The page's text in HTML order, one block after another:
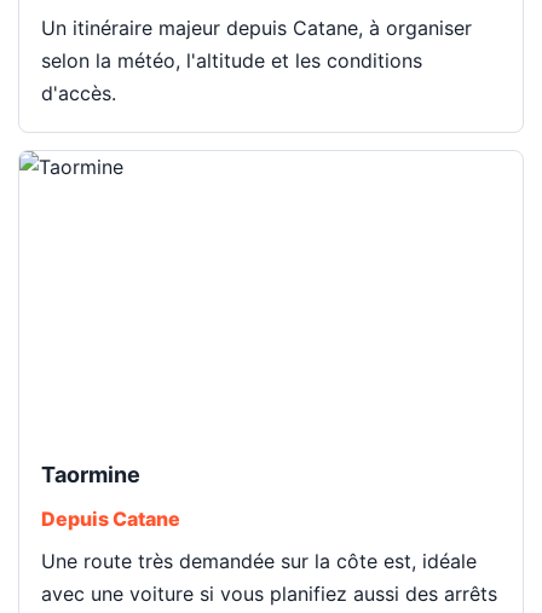
Un itinéraire majeur depuis Catane, à organiser
selon la météo, l'altitude et les conditions
d'accès.
Taormine
Depuis Catane
Une route très demandée sur la côte est, idéale
avec une voiture si vous planifiez aussi des arrêts